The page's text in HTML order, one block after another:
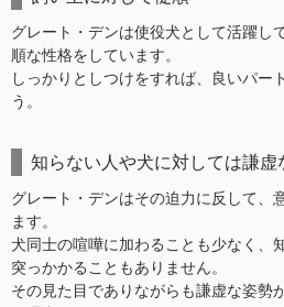
グレート・デンは使役犬として活躍し
順な性格をしています。
しっかりとしつけをすれば、良いパー
う。
知らない人や犬に対しては謙虚
グレート・デンはその迫力に反して、
ます。
犬同士の喧嘩に加わることも少なく、
突っかかることもありません。
その見た目でありながらも謙虚な姿勢